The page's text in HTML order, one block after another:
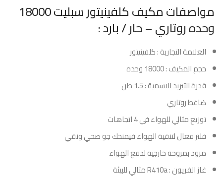
مواصفات مكيف كلفينيتور سبليت 18000
وحده روتاري – حار / بارد :
العلامة التجارية : كلفينيتور
حجم المكيف : 18000 وحده
قدرة التبريد الاسمية : 1.5 طن
ضاغط روتاري
توزيع مثالي للهواء في 4 اتجاهات
فلتر فعال لتنقية الهواء فيمنحك جو صحي ونقي
مزود بمروحة خارجية لدفع الهواء
غاز الفريون : R410a مثالي للبيئة